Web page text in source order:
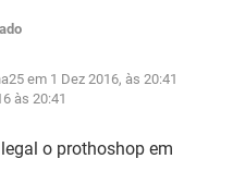
GMAIL
GMAIL
WHATSAPP
EXCEL
GMAIL
WHATSAPP
EXCEL
WHATSAPP
em 1 Dez 2016, às 20:41
às 20:41
o prothoshop em